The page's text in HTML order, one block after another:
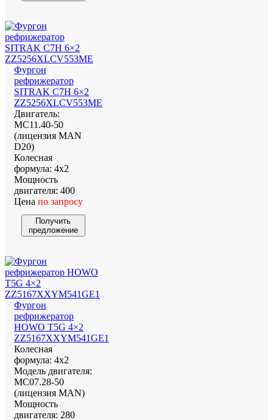
Фургон
рефрижератор
SITRAK C7H 6×2
ZZ5256XLCV553ME
Двигатель:
MC11.40-50
(лицензия MAN
D20)
Колесная
формула: 4х2
Мощность
двигателя: 400
Цена по запросу
Получить
предложение
Фургон
рефрижератор
HOWO T5G 4×2
ZZ5167XXYM541GE1
Колесная
формула: 4х2
Модель двигателя:
MC07.28-50
(лицензия MAN)
Мощность
двигателя: 280